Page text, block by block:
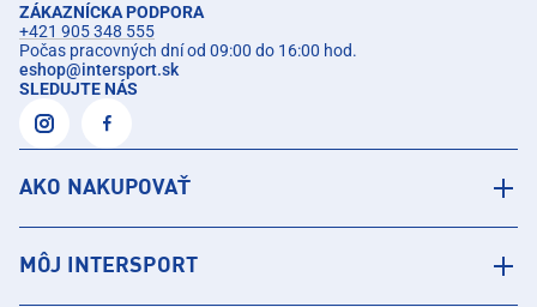
ZÁKAZNÍCKA PODPORA
+421 905 348 555
Počas pracovných dní od 09:00 do 16:00 hod.
eshop@intersport.sk
SLEDUJTE NÁS
AKO NAKUPOVAŤ
MÔJ INTERSPORT